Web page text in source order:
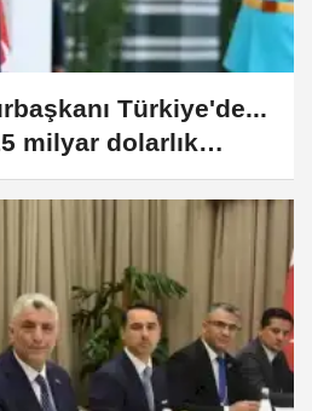
Türkiye'de...
milyar dolarlık